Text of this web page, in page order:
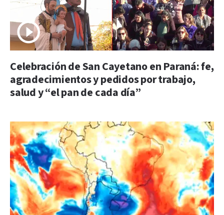
Celebración de San Cayetano en Paraná: fe,
agradecimientos y pedidos por trabajo,
salud y “el pan de cada día”